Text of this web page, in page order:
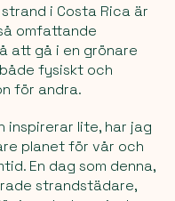
i Costa Rica är
omfattande
att gå i en grönare
fysiskt och
för andra.
inspirerar lite, har jag
planet för vår och
En dag som denna,
strandstädare,